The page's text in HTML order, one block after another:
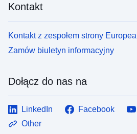
Kontakt
Kontakt z zespołem strony
Zamów biuletyn informacyjny
Dołącz do nas na
LinkedIn Facebook
Other